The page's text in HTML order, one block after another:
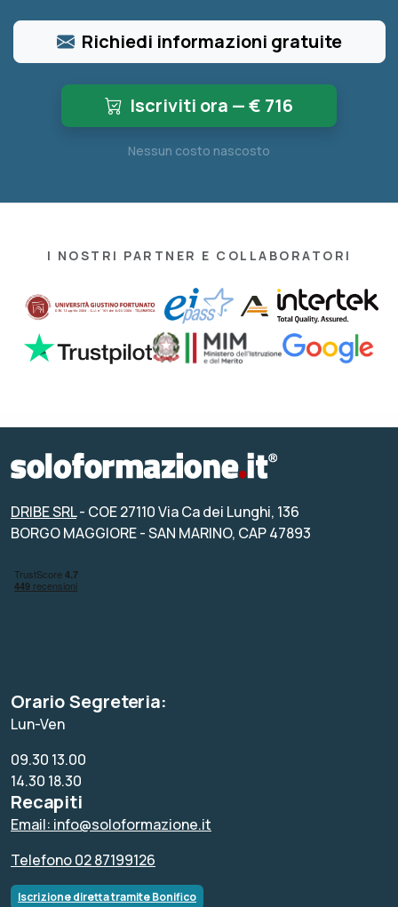
Richiedi informazioni gratuite
Iscriviti ora — € 716
Nessun costo nascosto
I NOSTRI PARTNER E COLLABORATORI
DRIBE SRL- COE 27110 Via Ca dei Lunghi, 136
BORGO MAGGIORE - SAN MARINO, CAP 47893
Orario Segreteria:
Lun-Ven
09.30 13.00
14.30 18.30
Recapiti
Email: info@soloformazione.it
Telefono 02 87199126
Iscrizione diretta tramite Bonifico